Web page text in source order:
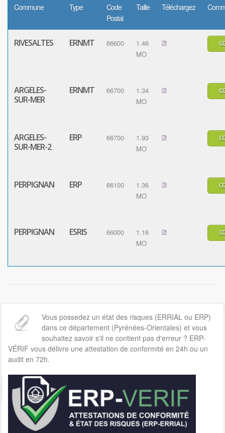
Commune Type
Code
Postal
Taille Téléchargez
RIVESALTES ERNMT 66600
1.46
MO
ARGELES-
SUR-MER
ERNMT 66700
1.34
MO
ARGELES-
SUR-MER-2
ERP 66700
1.93
MO
PERPIGNAN ERP 66100
1.36
MO
PERPIGNAN ESRIS 66000
1.16
MO
Vous possedez un état des risques (ERRIAL ou ERP)
dans ce département (Pyrénées-Orientales) et vous
souhaitez savoir s'il ne contient pas d'erreur ? ERP-
VÉRIF vous délivre une attestation de conformité en 24h ou un
audit en 72h.